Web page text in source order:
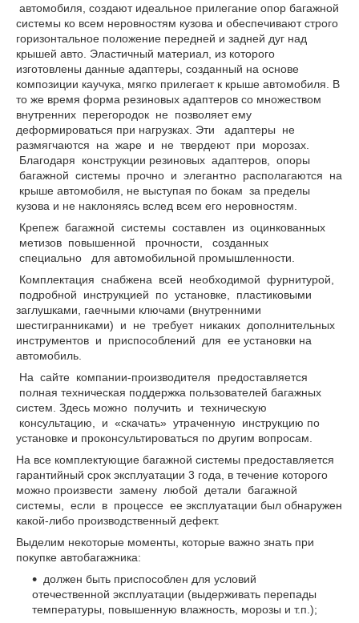
автомобиля, создают идеальное прилегание опор багажной
системы ко всем неровностям кузова и обеспечивают строго
горизонтальное положение передней и задней дуг над
крышей авто. Эластичный материал, из которого
изготовлены данные адаптеры, созданный на основе
композиции каучука, мягко прилегает к крыше автомобиля. В
то же время форма резиновых адаптеров со множеством
внутренних перегородок не позволяет ему
деформироваться при нагрузках. Эти адаптеры не
размягчаются на жаре и не твердеют при морозах.
Благодаря конструкции резиновых адаптеров, опоры
багажной системы прочно и элегантно располагаются на
крыше автомобиля, не выступая по бокам за пределы
кузова и не наклоняясь вслед всем его неровностям.
Крепеж багажной системы составлен из оцинкованных
метизов повышенной прочности, созданных
специально для автомобильной промышленности.
Комплектация снабжена всей необходимой фурнитурой,
подробной инструкцией по установке, пластиковыми
заглушками, гаечными ключами (внутренними
шестигранниками) и не требует никаких дополнительных
инструментов и приспособлений для ее установки на
автомобиль.
На сайте компании-производителя предоставляется
полная техническая поддержка пользователей багажных
систем. Здесь можно получить и техническую
консультацию, и «скачать» утраченную инструкцию по
установке и проконсультироваться по другим вопросам.
На все комплектующие багажной системы предоставляется
гарантийный срок эксплуатации 3 года, в течение которого
можно произвести замену любой детали багажной
системы, если в процессе ее эксплуатации был обнаружен
какой-либо производственный дефект.
Выделим некоторые моменты, которые важно знать при
покупке автобагажника:
должен быть приспособлен для условий
отечественной эксплуатации (выдерживать перепады
температуры, повышенную влажность, морозы и т.п.);